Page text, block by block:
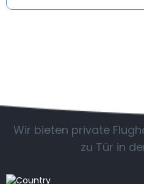
Wir bieten private
zu Tür in